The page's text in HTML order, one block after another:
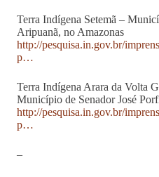
Terra Indígena Setemã –
Aripuanã, no Amazonas
http://pesquisa.in.gov.br/
p…
Terra Indígena Arara da Volta
Município de Senador José
http://pesquisa.in.gov.br/
p…
–